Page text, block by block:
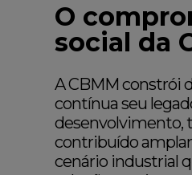
O
social da
A CBMM constrói
contínua seu
desenvolvimento,
contribuído
cenário industrial